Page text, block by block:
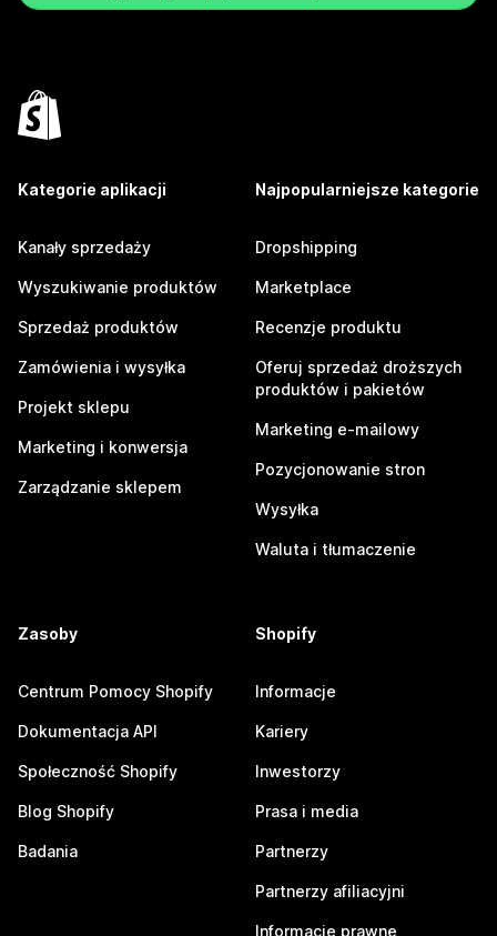
Kategorie aplikacji
Kanały sprzedaży
Wyszukiwanie produktów
Sprzedaż produktów
Zamówienia i wysyłka
Projekt sklepu
Marketing i konwersja
Zarządzanie sklepem
Najpopularniejsze kategorie
Dropshipping
Marketplace
Recenzje produktu
Oferuj sprzedaż droższych
produktów i pakietów
Marketing e-mailowy
Pozycjonowanie stron
Wysyłka
Waluta i tłumaczenie
Zasoby
Centrum Pomocy Shopify
Dokumentacja API
Społeczność Shopify
Blog Shopify
Badania
Shopify
Informacje
Kariery
Inwestorzy
Prasa i media
Partnerzy
Partnerzy afiliacyjni
Informacje prawne